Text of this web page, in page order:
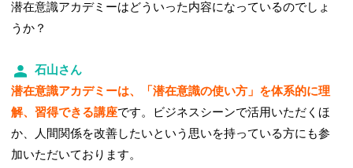
潜在意識アカデミーはどういった内容になっているのでしょ
うか？
石山さん
潜在意識アカデミーは、「潜在意識の使い方」を体系的に理
解、習得できる講座です。ビジネスシーンで活用いただくほ
か、人間関係を改善したいという思いを持っている方にも参
加いただいております。